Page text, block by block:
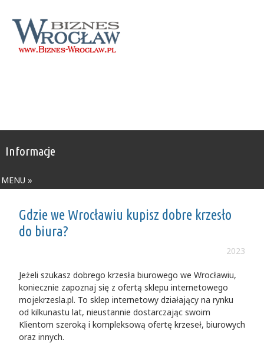
Informacje
MENU »
Gdzie we Wrocławiu kupisz dobre krzesło
do biura?
2023
Jeżeli szukasz dobrego krzesła biurowego we Wrocławiu,
koniecznie zapoznaj się z ofertą sklepu internetowego
mojekrzesla.pl. To sklep internetowy działający na rynku
od kilkunastu lat, nieustannie dostarczając swoim
Klientom szeroką i kompleksową ofertę krzeseł, biurowych
oraz innych.